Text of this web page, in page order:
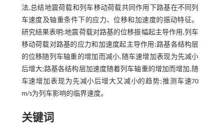
法,总结地震荷载和列车移动荷载共同作用下路基在不同列
车速度及轴重条件下的应力、位移和加速度的振动特征。
研究结果表明:地震荷载对路基的位移振幅起主导作用,列车
移动荷载对路基的应力和加速度起主导作用;路基各结构层
的位移随列车轴重的增加而减小,随车速增加表现为先减小
后增大;路基各结构层加速度随着列车轴重的增加而增加,随
车速增加表现为先减小后增大又减小的趋势;推测车速70
m/s为列车影响的临界速度。
关键词